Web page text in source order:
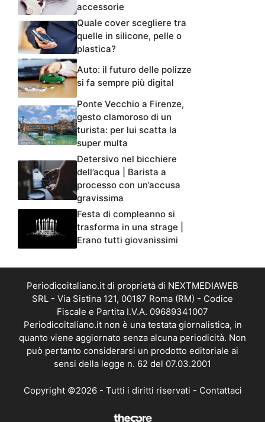
accessorie
Quale cover scegliere tra
quelle in silicone, pelle o
plastica?
Auto: il futuro delle polizze
si fa sempre più digital
Ponte Vecchio a Firenze,
gesto clamoroso di un
turista: per lui scatta la
super multa
Detersivo nel bicchiere
dell’acqua | Barista a
processo con un’accusa
gravissima
Festa di compleanno si
trasforma in una strage |
Erano tutti giovanissimi
Periodicoitaliano.it di proprietà di NEXTMEDIAWEB
SRL - Via Sistina 121, 00187 Roma (RM) - Codice
Fiscale e Partita I.V.A. 09689341007
Periodicoitaliano.it non è una testata giornalistica, in
quanto viene aggiornato senza alcuna periodicità. Non
può pertanto considerarsi un prodotto editoriale ai
sensi della legge n. 62 del 07.03.2001
Copyright ©2026 - Tutti i diritti riservati - Contattaci